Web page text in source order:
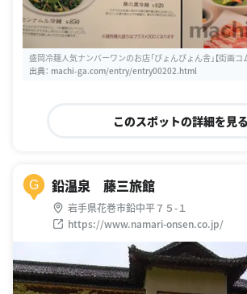
盛岡冷麺人気ナンバーワンのお店「ぴょんぴょん舎」【街画コ
出典： machi-ga.com/entry/entry00202.html
このスポットの詳細を見る
G 鉛温泉 藤三旅館
岩手県花巻市鉛中平７５-１
https://www.namari-onsen.co.jp/